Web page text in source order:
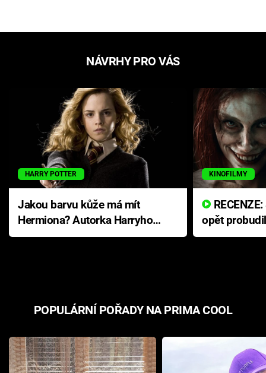
NÁVRHY PRO VÁS
HARRY POTTER
Jakou barvu kůže má mít
Hermiona? Autorka Harryho
Pottera přišla s ráznou
KINOFILMY
opět
přichází s
POPULÁRNÍ POŘADY NA PRIMA COOL